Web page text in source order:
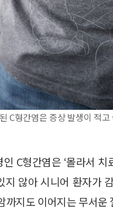
C형간염은 증상 발생이 적
C형간염은 ‘몰라서
지 않아 시니어 환자가
까지도 이어지는 무서